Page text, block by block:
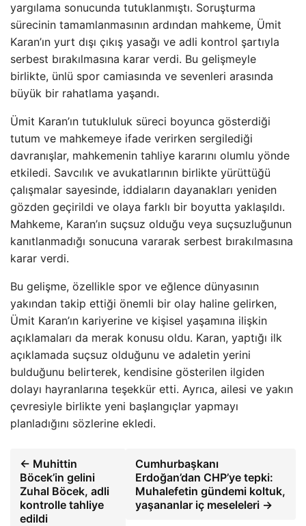
yargılama sonucunda tutuklanmıştı. Soruşturma
sürecinin tamamlanmasının ardından mahkeme, Ümit
Karan’ın yurt dışı çıkış yasağı ve adli kontrol şartıyla
serbest bırakılmasına karar verdi. Bu gelişmeyle
birlikte, ünlü spor camiasında ve sevenleri arasında
büyük bir rahatlama yaşandı.
Ümit Karan’ın tutukluluk süreci boyunca gösterdiği
tutum ve mahkemeye ifade verirken sergilediği
davranışlar, mahkemenin tahliye kararını olumlu yönde
etkiledi. Savcılık ve avukatlarının birlikte yürüttüğü
çalışmalar sayesinde, iddiaların dayanakları yeniden
gözden geçirildi ve olaya farklı bir boyutta yaklaşıldı.
Mahkeme, Karan’ın suçsuz olduğu veya suçsuzluğunun
kanıtlanmadığı sonucuna vararak serbest bırakılmasına
karar verdi.
Bu gelişme, özellikle spor ve eğlence dünyasının
yakından takip ettiği önemli bir olay haline gelirken,
Ümit Karan’ın kariyerine ve kişisel yaşamına ilişkin
açıklamaları da merak konusu oldu. Karan, yaptığı ilk
açıklamada suçsuz olduğunu ve adaletin yerini
bulduğunu belirterek, kendisine gösterilen ilgiden
dolayı hayranlarına teşekkür etti. Ayrıca, ailesi ve yakın
çevresiyle birlikte yeni başlangıçlar yapmayı
planladığını sözlerine ekledi.
← Muhittin
Böcek’in gelini
Zuhal Böcek, adli
kontrolle tahliye
edildi
Cumhurbaşkanı
Erdoğan’dan CHP’ye tepki:
Muhalefetin gündemi koltuk,
yaşananlar iç meseleleri →